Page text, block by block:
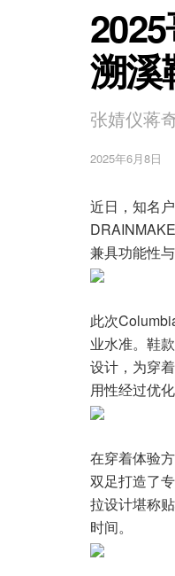
溯溪
张婧仪蒋
2025年6月8日
近日，知名
兼具功能性
此次
业水准。鞋
设计，为穿
用性经过优
在穿着体验
双足打造了
拉设计堪称
时间。